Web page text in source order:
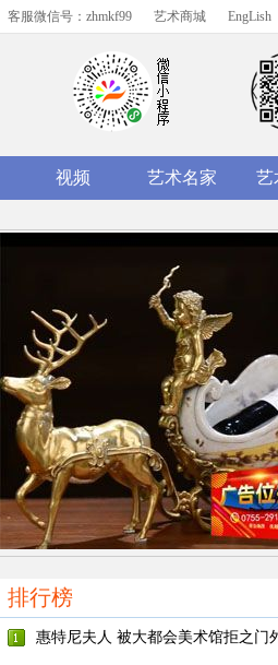
客服微信号：zhmkf99 艺术商城 EngLish
视频 艺术名家 艺
排行榜
惠特尼夫人 被大都会美术馆拒之门